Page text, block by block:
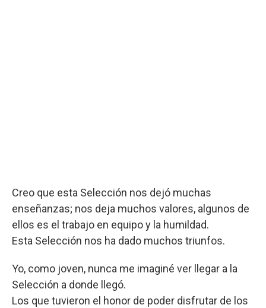
Creo que esta Selección nos dejó muchas
enseñanzas; nos deja muchos valores, algunos de
ellos es el trabajo en equipo y la humildad.
Esta Selección nos ha dado muchos triunfos.
Yo, como joven, nunca me imaginé ver llegar a la
Selección a donde llegó.
Los que tuvieron el honor de poder disfrutar de los